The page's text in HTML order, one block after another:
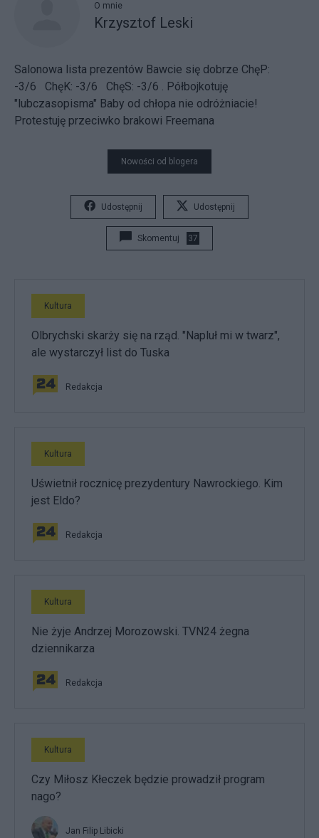
O mnie
Krzysztof Leski
Salonowa lista prezentów Bawcie się dobrze ChęP:
-3/6 ChęK: -3/6 ChęS: -3/6
Półbojkotuję
"lubczasopisma" Baby od chłopa nie odróżniacie!
Protestuję przeciwko brakowi Freemana
Nowości od blogera
Udostępnij Udostępnij
Skomentuj 37
Kultura
Olbrychski skarży się na rząd. "Napluł mi w twarz",
ale wystarczył list do Tuska
Redakcja
Kultura
Uświetnił rocznicę prezydentury Nawrockiego. Kim
jest Eldo?
Redakcja
Kultura
Nie żyje Andrzej Morozowski. TVN24 żegna
dziennikarza
Redakcja
Kultura
Czy Miłosz Kłeczek będzie prowadził program
nago?
Jan Filip Libicki